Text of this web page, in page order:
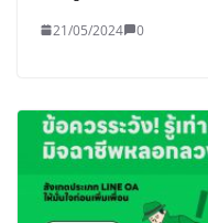
21/05/2024 0